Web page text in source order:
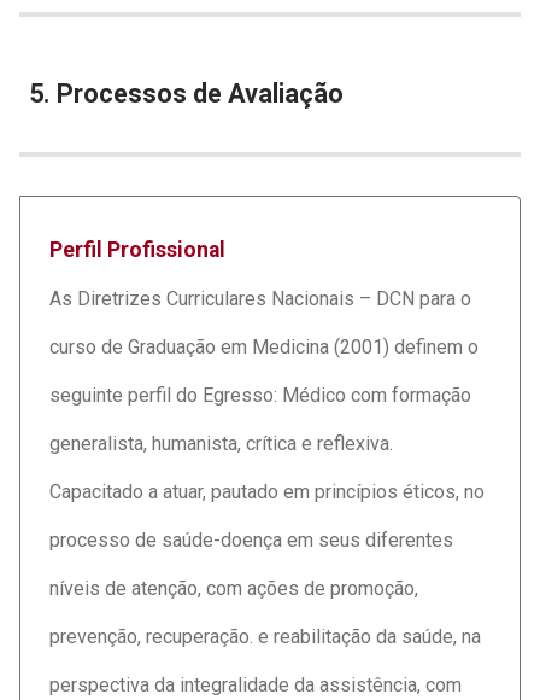
5. Processos de Avaliação
Perfil Profissional
As Diretrizes Curriculares Nacionais – DCN para o
curso de Graduação em Medicina (2001) definem o
seguinte perfil do Egresso: Médico com formação
generalista, humanista, crítica e reflexiva.
Capacitado a atuar, pautado em princípios éticos, no
processo de saúde-doença em seus diferentes
níveis de atenção, com ações de promoção,
prevenção, recuperação. e reabilitação da saúde, na
perspectiva da integralidade da assistência, com